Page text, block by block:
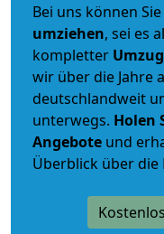
Bei uns können Sie
umziehen, sei es
kompletter Umzug
wir über die Jahre
deutschlandweit
unterwegs. Holen
Angebote und
Überblick über